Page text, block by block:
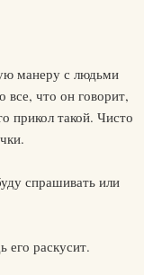
манеру с людьми
все, что он говорит,
прикол такой. Чисто
спрашивать или
его раскусит.